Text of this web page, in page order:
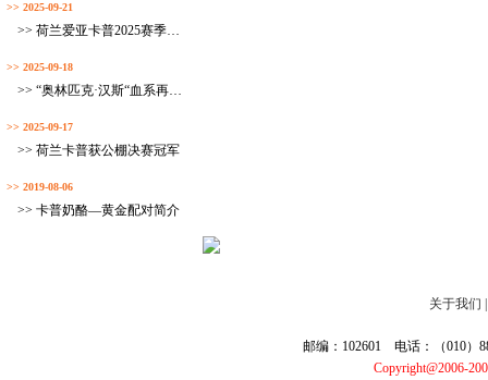
>> 2025-09-21
>> 荷兰爱亚卡普2025赛季完美收官
>> 2025-09-18
>> “奥林匹克·汉斯“血系再获佳绩
>> 2025-09-17
>> 荷兰卡普获公棚决赛冠军
>> 2019-08-06
>> 卡普奶酪—黄金配对简介
关于我们
邮编：102601 电话：（010）
Copyright@2006-